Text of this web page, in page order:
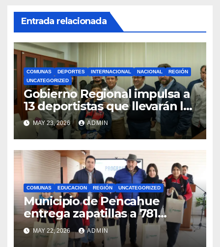
Entrada relacionada
COMUNAS DEPORTES INTERNACIONAL NACIONAL
REGIÓN
UNCATEGORIZED
Gobierno Regional impulsa a
13 deportistas que llevarán la
bandera maulina a
competencias
internacionales
MAY 23, 2026 ADMIN
COMUNAS EDUCACION REGIÓN UNCATEGORIZED
Municipio de Pencahue
entrega zapatillas a 781
estudiantes con recursos del
Royalty Minero
MAY 22, 2026 ADMIN